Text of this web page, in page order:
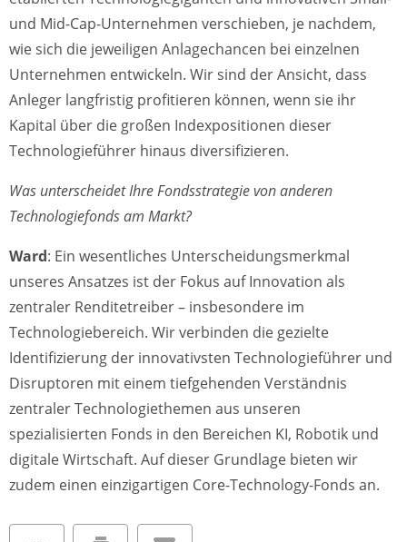
und Mid-Cap-Unternehmen verschieben, je nachdem,
wie sich die jeweiligen Anlagechancen bei einzelnen
Unternehmen entwickeln. Wir sind der Ansicht, dass
Anleger langfristig profitieren können, wenn sie ihr
Kapital über die großen Indexpositionen dieser
Technologieführer hinaus diversifizieren.
Was unterscheidet Ihre Fondsstrategie von anderen
Technologiefonds am Markt?
Ward: Ein wesentliches Unterscheidungsmerkmal
unseres Ansatzes ist der Fokus auf Innovation als
zentraler Renditetreiber – insbesondere im
Technologiebereich. Wir verbinden die gezielte
Identifizierung der innovativsten Technologieführer und
Disruptoren mit einem tiefgehenden Verständnis
zentraler Technologiethemen aus unseren
spezialisierten Fonds in den Bereichen KI, Robotik und
digitale Wirtschaft. Auf dieser Grundlage bieten wir
zudem einen einzigartigen Core-Technology-Fonds an.